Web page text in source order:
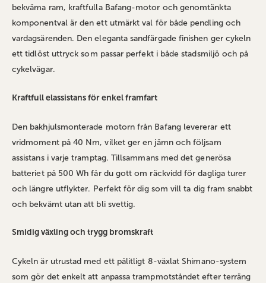
bekväma ram, kraftfulla Bafang-motor och genomtänkta
komponentval är den ett utmärkt val för både pendling och
vardagsärenden. Den eleganta sandfärgade finishen ger cykeln
ett tidlöst uttryck som passar perfekt i både stadsmiljö och på
cykelvägar.
Kraftfull elassistans för enkel framfart
Den bakhjulsmonterade motorn från Bafang levererar ett
vridmoment på 40 Nm, vilket ger en jämn och följsam
assistans i varje tramptag. Tillsammans med det generösa
batteriet på 500 Wh får du gott om räckvidd för dagliga turer
och längre utflykter. Perfekt för dig som vill ta dig fram snabbt
och bekvämt utan att bli svettig.
Smidig växling och trygg bromskraft
Cykeln är utrustad med ett pålitligt 8-växlat Shimano-system
som gör det enkelt att anpassa trampmotståndet efter terräng